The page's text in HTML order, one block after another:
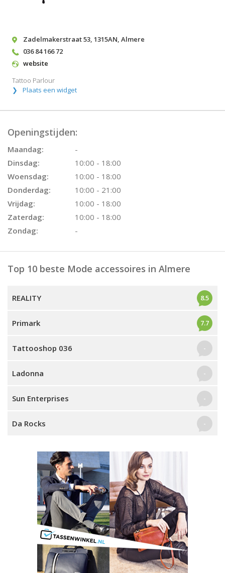
Zadelmakerstraat 53, 1315AN, Almere
036 84 166 72
website
Tattoo Parlour
Plaats een widget
Openingstijden:
Maandag:
-
Dinsdag:
10:00 - 18:00
Woensdag:
10:00 - 18:00
Donderdag:
10:00 - 21:00
Vrijdag:
10:00 - 18:00
Zaterdag:
10:00 - 18:00
Zondag:
-
Top 10 beste Mode accessoires in Almere
REALITY 8.5
Primark 7.7
Tattooshop 036 -
Ladonna -
Sun Enterprises -
Da Rocks -